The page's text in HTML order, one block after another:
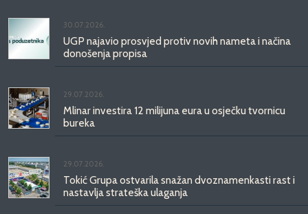
30.07.2026.
UGP najavio prosvjed protiv novih nameta i načina
donošenja propisa
29.07.2026.
Mlinar investira 12 milijuna eura u osječku tvornicu
bureka
29.07.2026.
Tokić Grupa ostvarila snažan dvoznamenkasti rast i
nastavlja strateška ulaganja